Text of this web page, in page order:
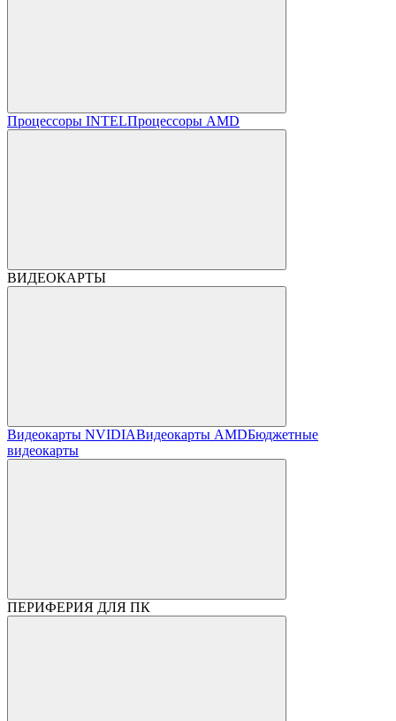
Процессоры INTELПроцессоры AMD
ВИДЕОКАРТЫ
Видеокарты NVIDIAВидеокарты AMDБюджетные
видеокарты
ПЕРИФЕРИЯ ДЛЯ ПК